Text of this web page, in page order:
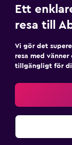
Ett
resa till
Vi gör det
resa med
tillgängligt för